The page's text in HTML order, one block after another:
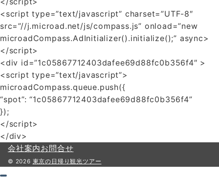
<script type=”text/javascript” charset=”UTF-8″
src=”//j.microad.net/js/compass.js” onload=”new
microadCompass.AdInitializer().initialize();” async>
</script>
<div id=”1c05867712403dafee69d88fc0b356f4″ >
<script type=”text/javascript”>
microadCompass.queue.push({
“spot”: “1c05867712403dafee69d88fc0b356f4”
});
</script>
</div>
会社案内お問合せ
© 2026 東京の日帰り観光ツアー